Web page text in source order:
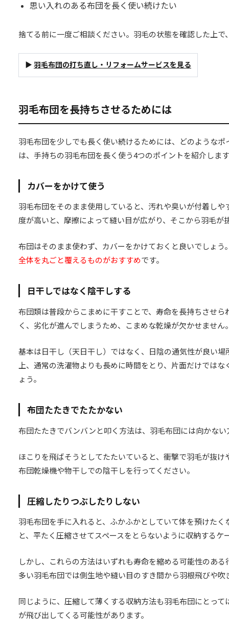
思い入れのある布団を長く使い続けたい
捨てる前に一度ご相談ください。羽毛の状態を確認した上
▶ 羽毛布団の打ち直し・リフォームサービスを見る
羽毛布団を長持ちさせるためには
羽毛布団を少しでも長く使い続けるためには、どのような
は、手持ちの羽毛布団を長く使う4つのポイントを紹介しま
カバーをかけて使う
羽毛布団をそのまま使用していると、汚れや臭いが付着し
度が高いと、摩擦によって縫い目が広がり、そこから羽毛が
布団はそのまま使わず、カバーをかけておくと良いでしょう
全体を丸ごと覆えるものがおすすめです。
日干しではなく陰干しする
布団類は普段からこまめに干すことで、寿命を長持ちさせ
く、劣化が進んでしまうため、こまめな乾燥が欠かせません
基本は日干し（天日干し）ではなく、日陰の通気性が良い
上、通常の洗濯物よりも長めに時間をとり、片面だけでは
ょう。
布団たたきでたたかない
布団たたきでバンバンと叩く方法は、羽毛布団には向かない
ほこりを飛ばそうとしてたたいていると、衝撃で羽毛が抜
布団乾燥機や物干しでの陰干しを行ってください。
圧縮したりつぶしたりしない
羽毛布団を手に入れると、ふかふかとしていて体を預けた
と、平たく圧縮させてスペースをとらないように収納するケ
しかし、これらの方法はいずれも寿命を縮める可能性のあ
多い羽毛布団では側生地や縫い目のすき間から羽根飛びや
同じように、圧縮して薄くする収納方法も羽毛布団にとっ
が飛び出してくる可能性があります。